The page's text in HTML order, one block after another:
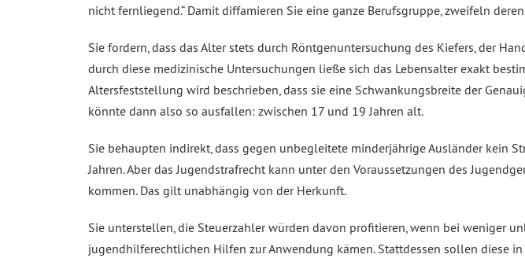
nicht fernliegend.“ Damit diffamieren Sie eine ganze Berufsgruppe, zweifeln
Sie fordern, dass das Alter stets durch Röntgenuntersuchung des Kiefers, der
durch diese medizinische Untersuchungen ließe sich das Lebensalter exakt
Altersfeststellung wird beschrieben, dass sie eine Schwankungsbreite der
könnte dann also so ausfallen: zwischen 17 und 19 Jahren alt.
Sie behaupten indirekt, dass gegen unbegleitete minderjährige Ausländer kein
Jahren. Aber das Jugendstrafrecht kann unter den Voraussetzungen des
kommen. Das gilt unabhängig von der Herkunft.
Sie unterstellen, die Steuerzahler würden davon profitieren, wenn bei weniger
jugendhilferechtlichen Hilfen zur Anwendung kämen. Stattdessen sollen diese